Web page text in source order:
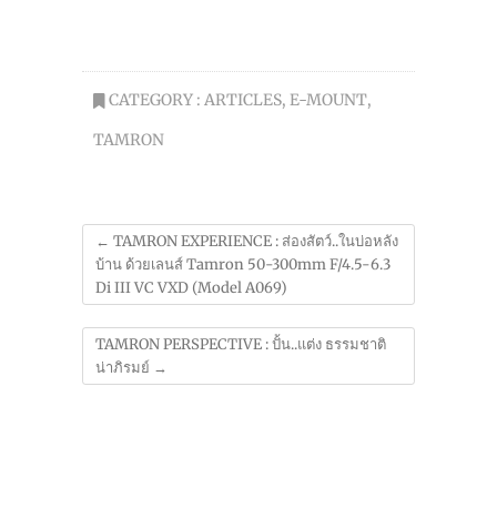
CATEGORY : ARTICLES, E-MOUNT,
TAMRON
← TAMRON EXPERIENCE : ส่องสัตว์..ในบ่อหลัง
บ้าน ด้วยเลนส์ Tamron 50-300mm F/4.5-6.3
Di III VC VXD (Model A069)
TAMRON PERSPECTIVE : ปั้น..แต่ง ธรรมชาติ
น่าภิรมย์ →